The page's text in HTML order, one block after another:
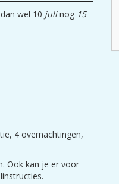
wel 10 julinog 15
4 overnachtingen,
Ook kan je er voor